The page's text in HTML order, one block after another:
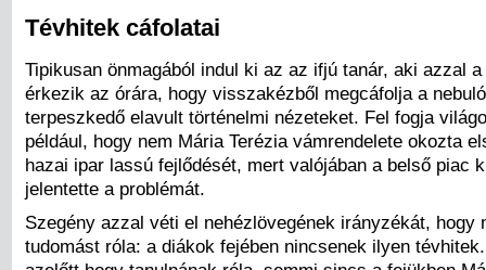
Tévhitek cáfolatai
Tipikusan önmagából indul ki az az ifjú tanár, aki azzal
érkezik az órára, hogy visszakézből megcáfolja a
terpeszkedő elavult történelmi nézeteket. Fel fogja
például, hogy nem Mária Terézia vámrendelete okozta
hazai ipar lassú fejlődését, mert valójában a belső piac
jelentette a problémát.
Szegény azzal véti el nehézlövegének irányzékát, hogy
tudomást róla: a diákok fejében nincsenek ilyen